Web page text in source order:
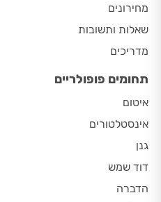
מחירונים
שאלות ותשובות
מדריכים
תחומים פופולריים
איטום
אינסטלטורים
גנן
דוד שמש
הדברה